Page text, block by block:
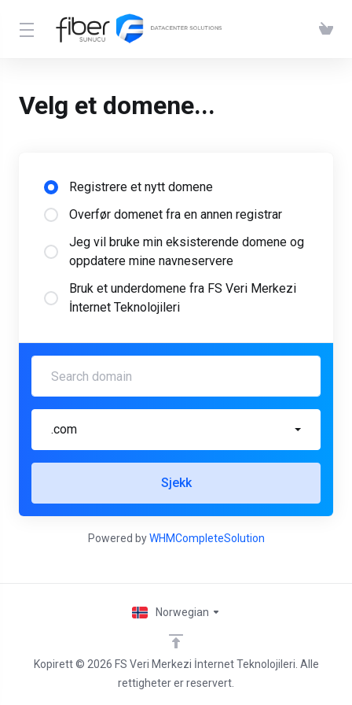
Velg et domene...
Registrere et nytt domene
Overfør domenet fra en annen registrar
Jeg vil bruke min eksisterende domene og
oppdatere mine navneservere
Bruk et underdomene fra FS Veri Merkezi
İnternet Teknolojileri
.com
Sjekk
Powered byWHMCompleteSolution
Kopirett © 2026 FS Veri Merkezi İnternet Teknolojileri. Alle
rettigheter er reservert.
Norwegian